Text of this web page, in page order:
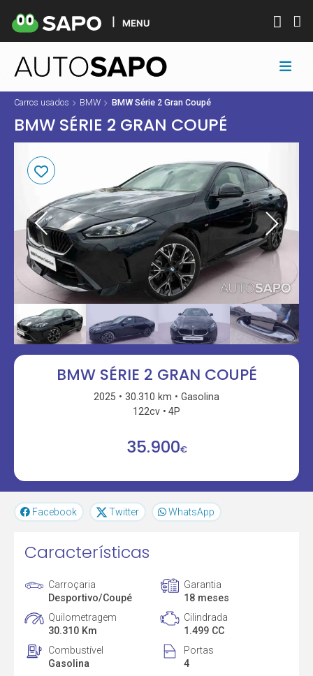
MENU
Carros usados BMW BMW Série 2 Gran Coupé
BMW SÉRIE 2 GRAN COUPÉ
BMW SÉRIE 2 GRAN COUPÉ
2025 30.310 km
Gasolina
122cv
4P
35.900€
Facebook Twitter WhatsApp
Características
Carroçaria
Desportivo/Coupé
Garantia
18 meses
Quilometragem
30.310 Km
Cilindrada
1.499 CC
Combustível
Gasolina
Portas
4